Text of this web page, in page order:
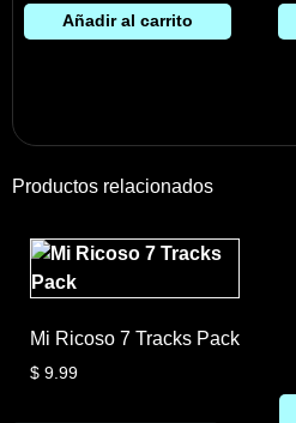
Añadir al carrito
Productos relacionados
Mi Ricoso 7 Tracks Pack
$ 9.99